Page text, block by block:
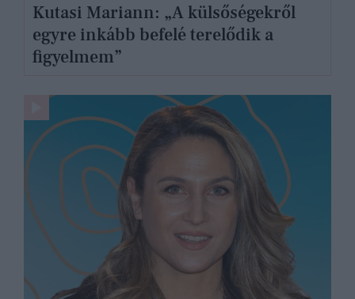
Kutasi Mariann: „A külsőségekről
egyre inkább befelé terelődik a
figyelmem”